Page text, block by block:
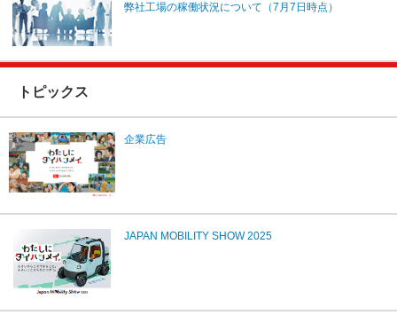
弊社工場の稼働状況について（7月7日時点）
トピックス
企業広告
JAPAN MOBILITY SHOW 2025